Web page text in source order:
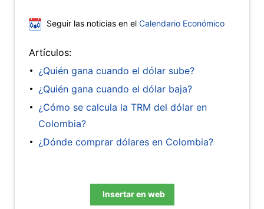
Seguir las noticias en el Calendario Económico
Artículos:
¿Quién gana cuando el dólar sube?
¿Quién gana cuando el dólar baja?
¿Cómo se calcula la TRM del dólar en
Colombia?
¿Dónde comprar dólares en Colombia?
Insertar en web